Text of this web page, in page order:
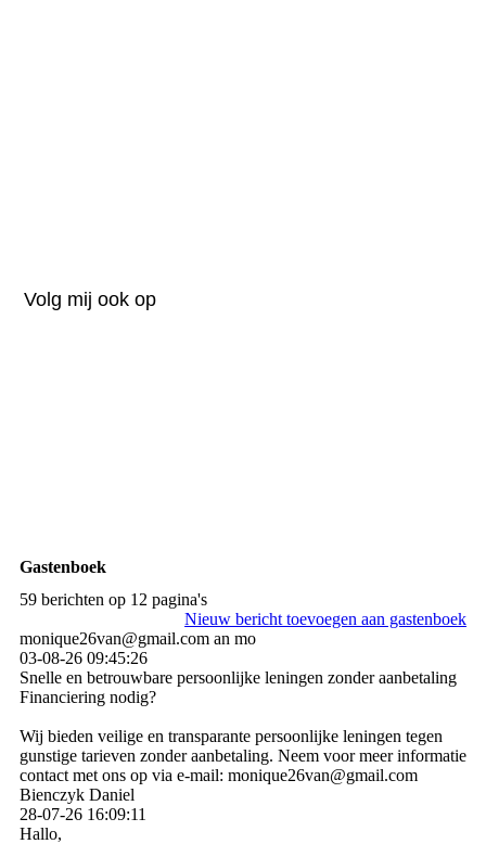
Volg mij ook op
Gastenboek
59 berichten op 12 pagina's
Nieuw bericht toevoegen aan gastenboek
monique26van@gmail.com an mo
03-08-26 09:45:26
Snelle en betrouwbare persoonlijke leningen zonder aanbetaling
Financiering nodig?
Wij bieden veilige en transparante persoonlijke leningen tegen
gunstige tarieven zonder aanbetaling. Neem voor meer informatie
contact met ons op via e-mail: monique26van@gmail.com
Bienczyk Daniel
28-07-26 16:09:11
Hallo,